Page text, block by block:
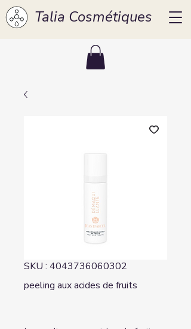
Talia Cosmétiques
SKU : 4043736060302
peeling aux acides de fruits